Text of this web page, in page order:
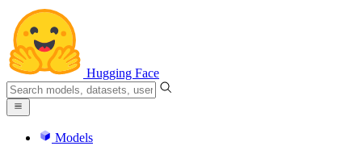
Hugging Face
Models